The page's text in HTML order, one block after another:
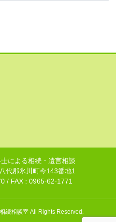
による相続・遺言相談
代郡氷川町今143番地1
/ FAX : 0965-62-1771
続相談室 All Rights Reserved.